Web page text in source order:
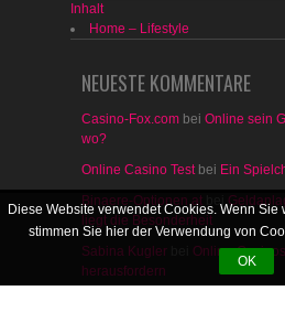
Casino-Fox.combeiOnline sein
Online Casino Test bei
Ein
Binaere-Optionen.at bei
liegt die Besonderheit
Sabina Kugler beiOnline-
herausfordern
Casino SpielebeiEin Spielchen
Stargamesbei
Online sein Glück
Spielhallebei
Diese Website verwendet Cookies. Wenn
stimmen Sie hier der Verwendung von
OK